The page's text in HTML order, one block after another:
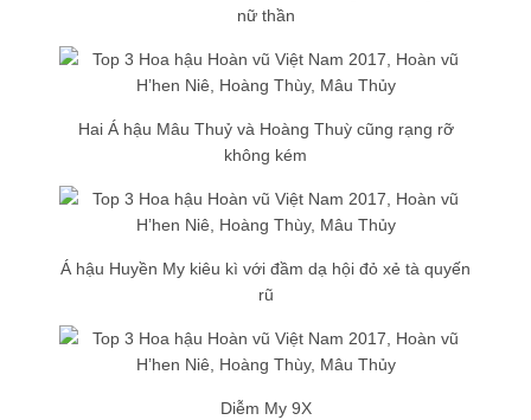
nữ thần
Hai Á hậu Mâu Thuỷ và Hoàng Thuỳ cũng rạng rỡ
không kém
Á hậu Huyền My kiêu kì với đầm dạ hội đỏ xẻ tà quyến
rũ
Diễm My 9X